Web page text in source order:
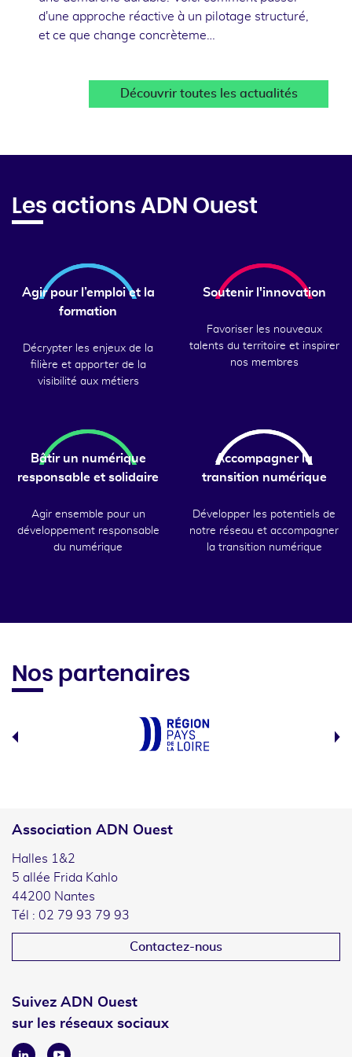
d'une approche réactive à un pilotage structuré,
et ce que change concrèteme…
Découvrir toutes les actualités
Les actions ADN Ouest
Agir pour l’emploi et la
formation
Décrypter les enjeux de la
filière et apporter de la
visibilité aux métiers
Soutenir l'innovation
Favoriser les nouveaux
talents du territoire et inspirer
nos membres
Bâtir un numérique
responsable et solidaire
Agir ensemble pour un
développement responsable
du numérique
Accompagner la
transition numérique
Développer les potentiels de
notre réseau et accompagner
la transition numérique
Nos partenaires
Association ADN Ouest
Halles 1&2
5 allée Frida Kahlo
44200 Nantes
Tél : 02 79 93 79 93
Contactez-nous
Suivez ADN Ouest
sur les réseaux sociaux